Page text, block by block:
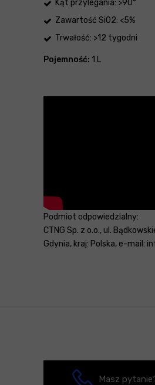
Kąt przylegania: >90°
Zawartość SiO2: <5%
Trwałość: >12 tygodni
Pojemność: 1 L
Podmiot odpowiedzialny:
CTNG Sp. z o.o., ul.
Gdynia, kraj: Polska, e-mail:
Masz